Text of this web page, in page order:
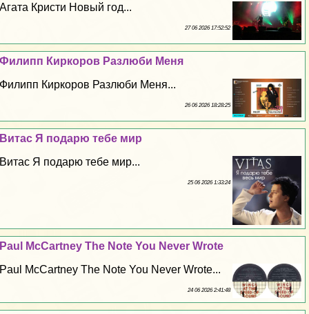
Агата Кристи Новый год...
27 06 2026 17:52:52
Филипп Киркоров Разлюби Меня
Филипп Киркоров Разлюби Меня...
26 06 2026 18:28:25
Витас Я подарю тебе мир
Витас Я подарю тебе мир...
25 06 2026 1:33:24
Paul McCartney The Note You Never Wrote
Paul McCartney The Note You Never Wrote...
24 06 2026 2:41:48